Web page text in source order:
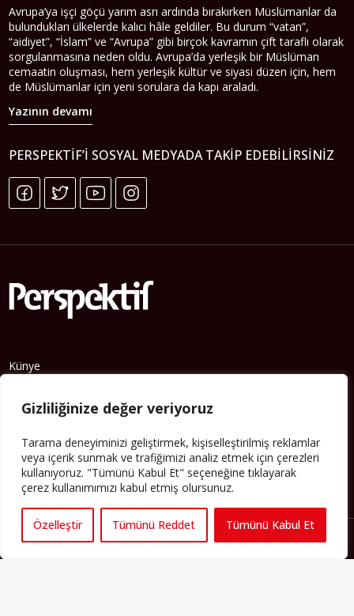
Gizliliğinize değer veriyoruz
Tarama deneyiminizi geliştirmek, kişiselleştirilmiş reklamlar
veya içerik sunmak ve trafiğimizi analiz etmek için çerezleri
kullanıyoruz. "Tümünü Kabul Et" seçeneğine tıklayarak
çerez kullanımımızı kabul etmiş olursunuz.
Özelleştir Tümünü Reddet Tümünü Kabul Et
bulundukları ülkelerde kalıcı hâle geldiler. Bu durum “vatan”,
“aidiyet”, “İslam” ve “Avrupa” gibi birçok kavramın çift taraflı olarak
sorgulanmasına neden oldu. Avrupa’da yerleşik bir Müslüman
cemaatin oluşması, hem yerleşik kültür ve siyasi düzen için, hem
de Müslümanlar için yeni sorulara da kapı araladı.
Yazının devamı
Yorum Kuralları
İletişim
Hakkımızda
İş İlanları
Erişilebilirlik
Copyright 2025 perspektif.eu.Yayınlanan haber, yazı ve
görsellerin tüm hakları Perspektif web sitesine aittir. İzin